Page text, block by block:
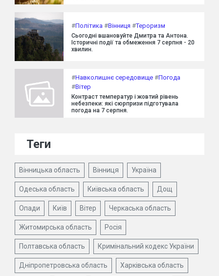
#Політика #Вінниця #Тероризм
Сьогодні вшановуйте Дмитра та Антона.
Історичні події та обмеження 7 серпня - 20
хвилин.
#Навколишнє середовище #Погода
#Вітер
Контраст температур і жовтий рівень
небезпеки: які сюрпризи підготувала
погода на 7 серпня.
Теги
Вінницька область Вінниця Україна
Одеська область Київська область Дощ
Опади Київ Вітер Черкаська область
Житомирська область Росія
Полтавська область Кримінальний кодекс України
Дніпропетровська область Харківська область